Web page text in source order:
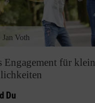
Jan Voth
Engagement für
Du